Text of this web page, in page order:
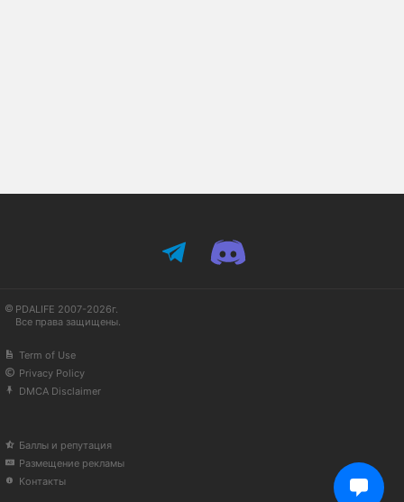
PDALIFE 2007-2026г.
Все права защищены.
Term of Use
Privacy Policy
DMCA Disclaimer
Баллы и репутация
Размещение рекламы
Контакты